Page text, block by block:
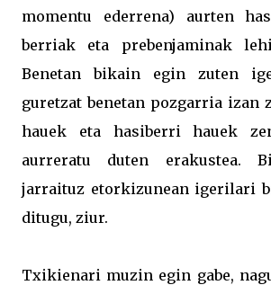
momentu ederrena) aurten
berriak eta prebenjaminak
Benetan bikain egin zuten
guretzat benetan pozgarria
hauek eta hasiberri hauek
aurreratu duten erakustea.
jarraituz etorkizunean igerilari
ditugu, ziur.
Txikienari muzin egin gabe,